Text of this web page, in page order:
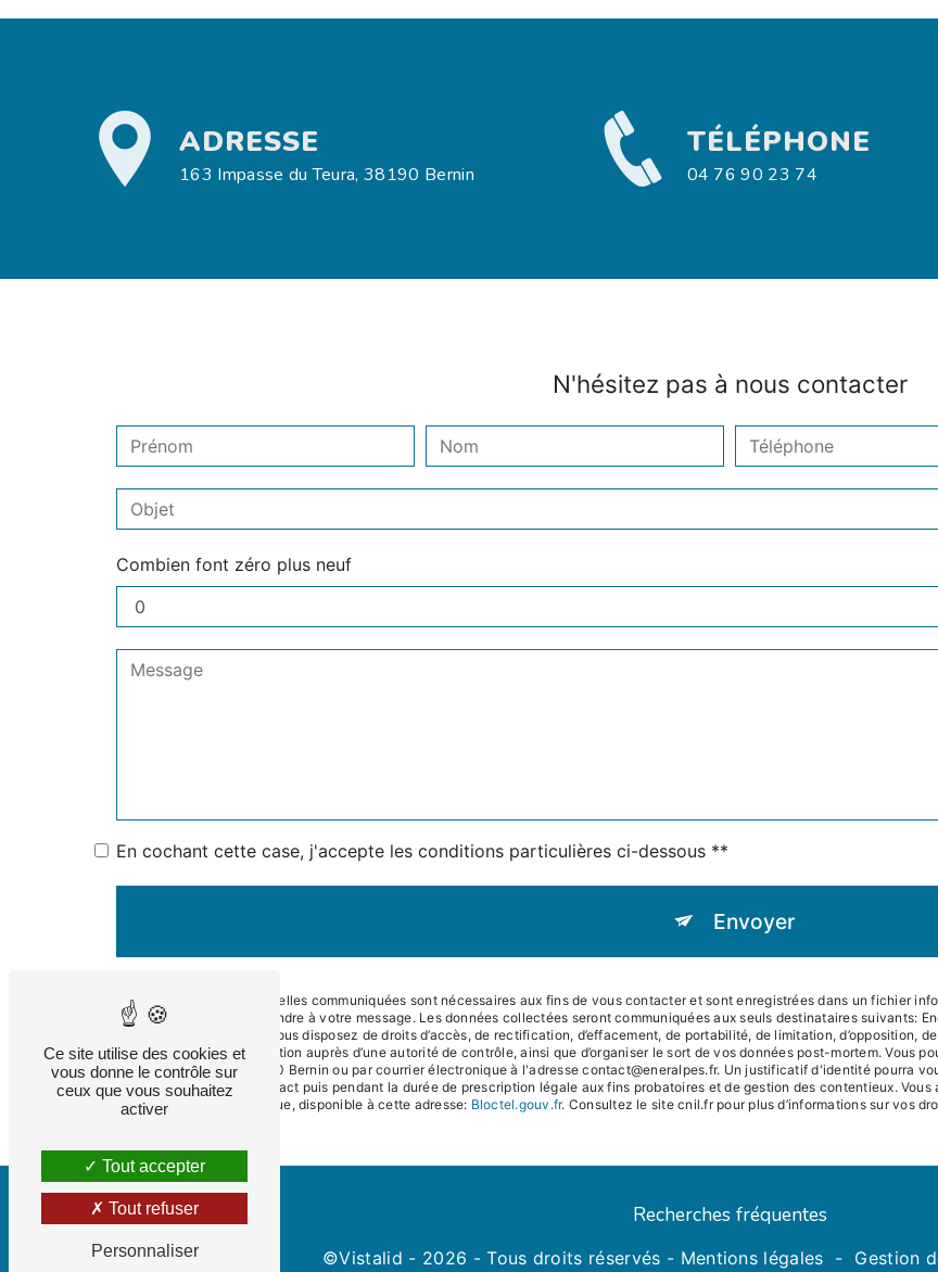
ADRESSE
163 Impasse du Teura, 38190 Bernin
TÉLÉPHONE
04 76 90 23 74
N'hésitez pas à nous contacter
Combien font zéro plus neuf
En cochant cette case, j'accepte les conditions particulières ci-dessous **
Envoyer
** Les données personnelles communiquées sont nécessaires aux fins de vous contacter et sont enregistrées dans un fichier
dans le seul but de répondre à votre message. Les données collectées seront communiquées aux seuls destinataires suivants:
contact@eneralpes.fr. Vous disposez de droits d’accès, de rectification, d’effacement, de portabilité, de limitation, d’opposition,
d’introduire une réclamation auprès d’une autorité de contrôle, ainsi que d’organiser le sort de vos données post-mortem. Vous
Impasse du Teura, 38190 Bernin ou par courrier électronique à l'adresse contact@eneralpes.fr. Un justificatif d'identité pourra
période de prise de contact puis pendant la durée de prescription légale aux fins probatoires et de gestion des contentieux.
démarchage téléphonique, disponible à cette adresse: Bloctel.gouv.fr. Consultez le site cnil.fr pour plus d’informations sur vos
Recherches fréquentes
©Vistalid - 2026 - Tous droits réservés - Mentions légales - Gestion
Ce site utilise des cookies et
vous donne le contrôle sur
ceux que vous souhaitez
activer
Tout accepter
Tout refuser
Personnaliser